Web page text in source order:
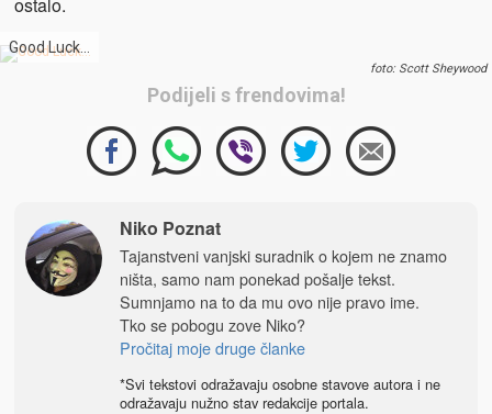
ostalo.
Good Luck…
foto: Scott Sheywood
Podijeli s frendovima!
Niko Poznat
Tajanstveni vanjski suradnik o kojem ne znamo
ništa, samo nam ponekad pošalje tekst.
Sumnjamo na to da mu ovo nije pravo ime.
Tko se pobogu zove Niko?
Pročitaj moje druge članke
*Svi tekstovi odražavaju osobne stavove autora i ne
odražavaju nužno stav redakcije portala.